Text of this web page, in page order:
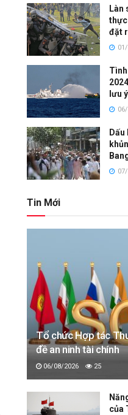
Làn
thực
đặt
lưu ý
Tin Mới
Tổ chức Hợp tác
đề an ninh tài chính
06/08/2026 25
của